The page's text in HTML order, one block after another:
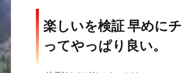
楽しいを検証 早めに
ってやっぱり良い。